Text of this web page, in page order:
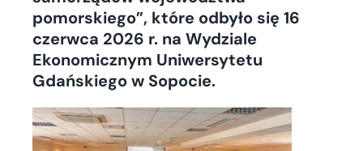
pomorskiego”, które odbyło się 16
czerwca 2026 r. na Wydziale
Ekonomicznym Uniwersytetu
Gdańskiego w Sopocie.